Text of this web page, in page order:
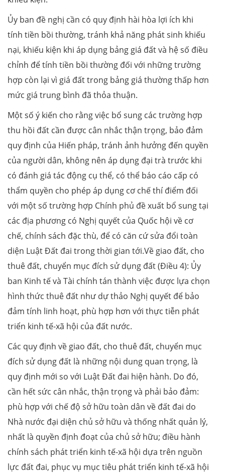
Ủy ban đề nghị cần có quy định hài hòa lợi ích khi
tính tiền bồi thường, tránh khả năng phát sinh khiếu
nại, khiếu kiện khi áp dụng bảng giá đất và hệ số điều
chỉnh để tính tiền bồi thường đối với những trường
hợp còn lại vì giá đất trong bảng giá thường thấp hơn
mức giá trung bình đã thỏa thuận.
Một số ý kiến cho rằng việc bổ sung các trường hợp
thu hồi đất cần được cân nhắc thận trọng, bảo đảm
quy định của Hiến pháp, tránh ảnh hưởng đến quyền
của người dân, không nên áp dụng đại trà trước khi
có đánh giá tác động cụ thể, có thể báo cáo cấp có
thẩm quyền cho phép áp dụng cơ chế thí điểm đối
với một số trường hợp Chính phủ đề xuất bổ sung tại
các địa phương có Nghị quyết của Quốc hội về cơ
chế, chính sách đặc thù, để có căn cứ sửa đổi toàn
diện Luật Đất đai trong thời gian tới.Về giao đất, cho
thuê đất, chuyển mục đích sử dụng đất (Điều 4): Ủy
ban Kinh tế và Tài chính tán thành việc được lựa chọn
hình thức thuê đất như dự thảo Nghị quyết để bảo
đảm tính linh hoạt, phù hợp hơn với thực tiễn phát
triển kinh tế-xã hội của đất nước.
Các quy định về giao đất, cho thuê đất, chuyển mục
đích sử dụng đất là những nội dung quan trọng, là
quy định mới so với Luật Đất đai hiện hành. Do đó,
cần hết sức cân nhắc, thận trọng và phải bảo đảm:
phù hợp với chế độ sở hữu toàn dân về đất đai do
Nhà nước đại diện chủ sở hữu và thống nhất quản lý,
nhất là quyền định đoạt của chủ sở hữu; điều hành
chính sách phát triển kinh tế-xã hội dựa trên nguồn
lực đất đai, phục vụ mục tiêu phát triển kinh tế-xã hội